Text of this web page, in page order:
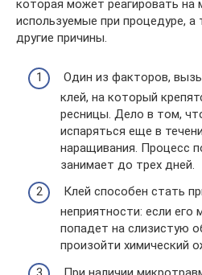
которая может реагировать на
используемые при процедуре,
другие причины.
Один из факторов,
клей, на который
ресницы. Дело в том,
испаряться еще в
наращивания. Процесс
занимает до трех дней.
Клей способен стать
неприятности: если его
попадет на слизистую
произойти химический